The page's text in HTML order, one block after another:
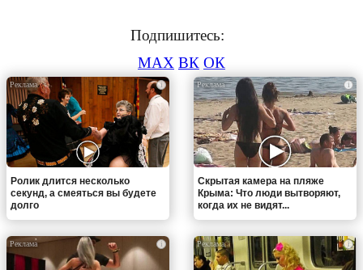
Подпишитесь:
MAX ВК ОК
i
Ролик длится несколько
секунд, а смеяться вы будете
долго
i
Скрытая камера на пляже
Крыма: Что люди вытворяют,
когда их не видят...
i i